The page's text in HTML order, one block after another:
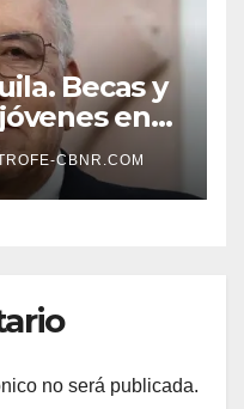
Becas y
en
plantea
CBNR.COM
no será publicada.